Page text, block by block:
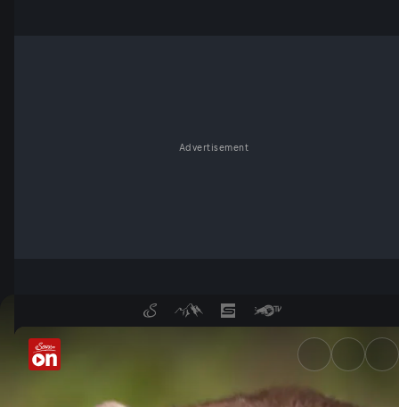
Advertisement
Der Geist des Nordens -